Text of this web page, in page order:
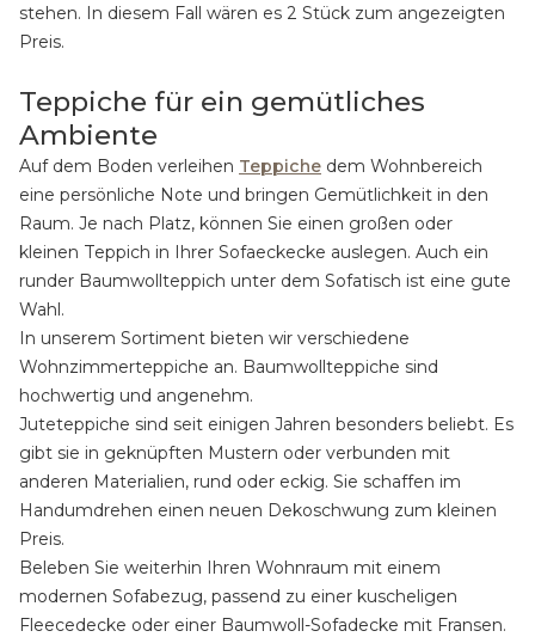
stehen. In diesem Fall wären es 2 Stück zum angezeigten
Preis.
Teppiche für ein gemütliches
Ambiente
Auf dem Boden verleihen Teppiche dem Wohnbereich
eine persönliche Note und bringen Gemütlichkeit in den
Raum. Je nach Platz, können Sie einen großen oder
kleinen Teppich in Ihrer Sofaeckecke auslegen. Auch ein
runder Baumwollteppich unter dem Sofatisch ist eine gute
Wahl.
In unserem Sortiment bieten wir verschiedene
Wohnzimmerteppiche an. Baumwollteppiche sind
hochwertig und angenehm.
Juteteppiche sind seit einigen Jahren besonders beliebt. Es
gibt sie in geknüpften Mustern oder verbunden mit
anderen Materialien, rund oder eckig. Sie schaffen im
Handumdrehen einen neuen Dekoschwung zum kleinen
Preis.
Beleben Sie weiterhin Ihren Wohnraum mit einem
modernen Sofabezug, passend zu einer kuscheligen
Fleecedecke oder einer Baumwoll-Sofadecke mit Fransen.